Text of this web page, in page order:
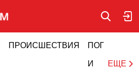
ПРОИСШЕСТВИЯ ПОГОДА
И ЕЩЕ